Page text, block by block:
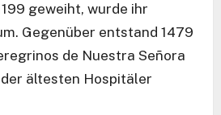
geweiht, wurde ihr
Gegenüber entstand 1479
de Nuestra Señora
der ältesten Hospitäler